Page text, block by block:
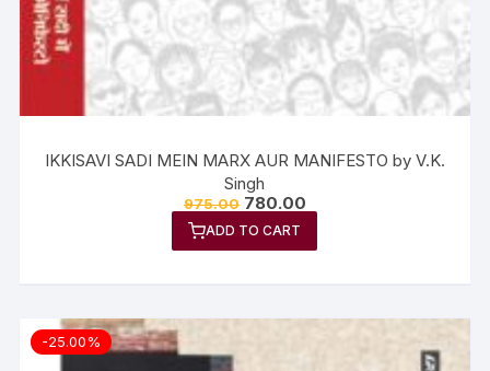
IKKISAVI SADI MEIN MARX AUR MANIFESTO by V.K.
Singh
975.00 780.00
ADD TO CART
-25.00%